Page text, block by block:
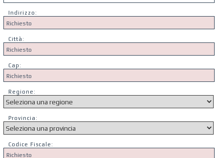
Indirizzo:
Città:
Cap:
Regione:
Provincia:
Codice Fiscale: